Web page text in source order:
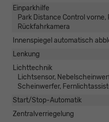
Einparkhilfe
Park Distance Control
Rückfahrkamera
Innenspiegel automatisch
Lenkung
Lichttechnik
Lichtsensor,
Scheinwerfer,
Start/Stop-Automatik
Zentralverriegelung